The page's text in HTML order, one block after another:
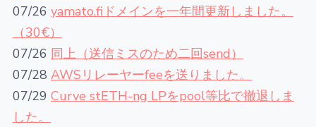
07/26 yamato.fiドメインを一年間更新しました。
（30€）
07/26 同上（送信ミスのため二回send）
07/28 AWSリレーヤーfeeを送りました。
07/29 Curve stETH-ng LPをpool等比で撤退しま
した。